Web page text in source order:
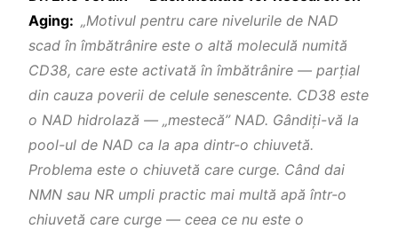
Aging: „Motivul pentru care nivelurile de NAD
scad în îmbătrânire este o altă moleculă numită
CD38, care este activată în îmbătrânire — parțial
din cauza poverii de celule senescente. CD38 este
o NAD hidrolază — „mestecă” NAD. Gândiți-vă la
pool-ul de NAD ca la apa dintr-o chiuvetă.
Problema este o chiuvetă care curge. Când dai
NMN sau NR umpli practic mai multă apă într-o
chiuvetă care curge — ceea ce nu este o